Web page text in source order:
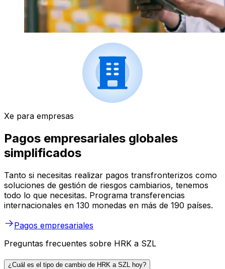
Xe para empresas
Pagos empresariales globales
simplificados
Tanto si necesitas realizar pagos transfronterizos como
soluciones de gestión de riesgos cambiarios, tenemos
todo lo que necesitas. Programa transferencias
internacionales en 130 monedas en más de 190 países.
Pagos empresariales
Preguntas frecuentes sobre HRK a SZL
¿Cuál es el tipo de cambio de HRK a SZL hoy?